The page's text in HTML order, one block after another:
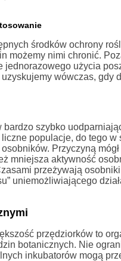
środków ochrony
możemy nimi chronić.
użycia
wówczas,
bardzo szybko
populacje, do tego
Przyczyną
mniejsza aktywność
przeżywają
uniemożliwiającego
przędziorków to
botanicznych. Nie
inkubatorów mogą